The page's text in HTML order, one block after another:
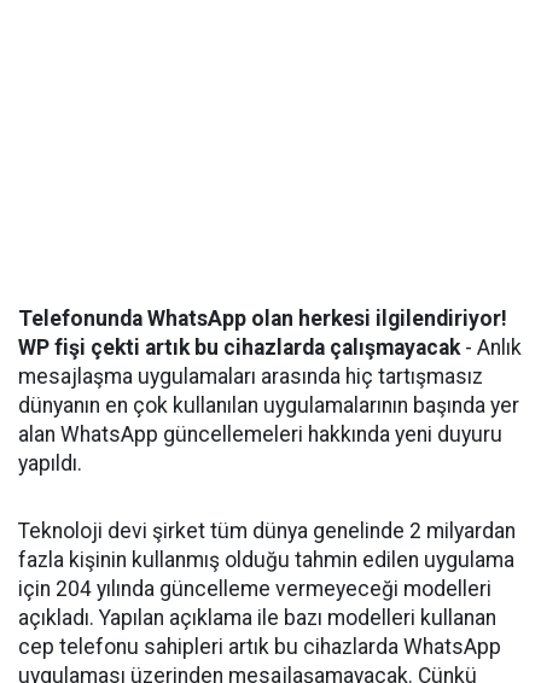
Telefonunda WhatsApp olan herkesi ilgilendiriyor!
WP fişi çekti artık bu cihazlarda çalışmayacak- Anlık
mesajlaşma uygulamaları arasında hiç tartışmasız
dünyanın en çok kullanılan uygulamalarının başında yer
alan WhatsApp güncellemeleri hakkında yeni duyuru
yapıldı.
Teknoloji devi şirket tüm dünya genelinde 2 milyardan
fazla kişinin kullanmış olduğu tahmin edilen uygulama
için 204 yılında güncelleme vermeyeceği modelleri
açıkladı. Yapılan açıklama ile bazı modelleri kullanan
cep telefonu sahipleri artık bu cihazlarda WhatsApp
uygulaması üzerinden mesajlaşamayacak. Çünkü